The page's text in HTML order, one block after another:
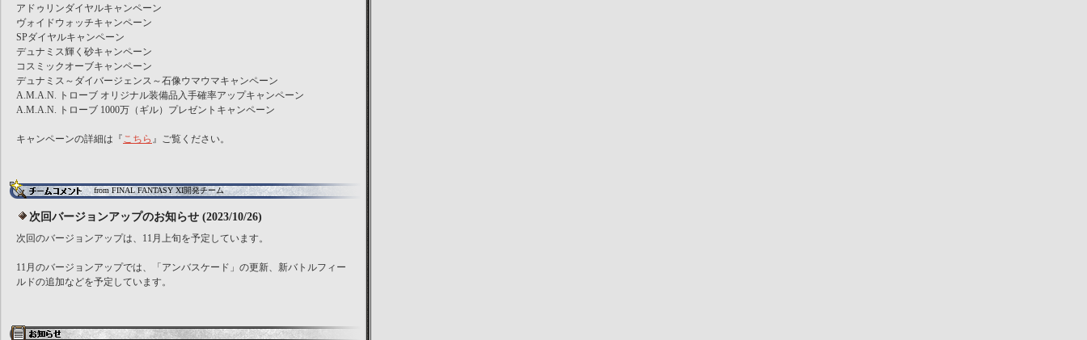
アドゥリンダイヤルキャンペーン
ヴォイドウォッチキャンペーン
SPダイヤルキャンペーン
デュナミス輝く砂キャンペーン
コスミックオーブキャンペーン
デュナミス～ダイバージェンス～石像ウマウマキャンペーン
A.M.A.N. トローブ オリジナル装備品入手確率アップキャンペーン
A.M.A.N. トローブ 1000万（ギル）プレゼントキャンペーン
キャンペーンの詳細は『こちら 』ご覧ください。
from FINAL FANTASY XI開発チーム
次回バージョンアップのお知らせ (2023/10/26)
次回のバージョンアップは、11月上旬を予定しています。
11月のバージョンアップでは、「アンバスケード」の更新、新バトルフィー
ルドの追加などを予定しています。